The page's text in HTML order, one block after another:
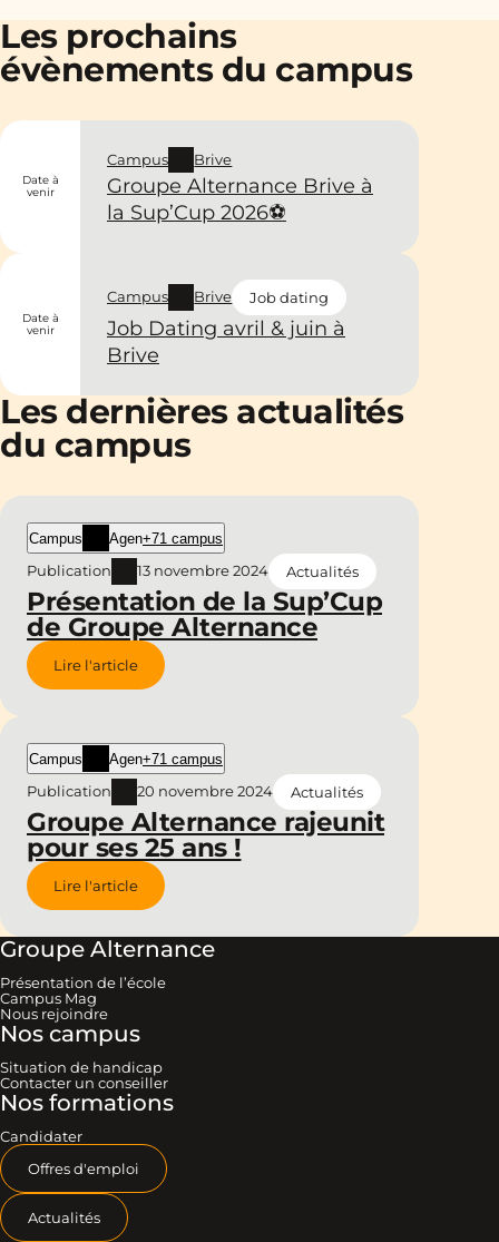
Les prochains
évènements du campus
Groupe Alternance Brive à
la Sup’Cup 2026⚽
Campus Brive
Date à
venir
Job Dating avril & juin à
Brive
Campus Brive Job dating
Date à
venir
Les dernières actualités
du campus
Présentation de la Sup’Cup
de Groupe Alternance
Campus Agen+71 campus
Publication 13 novembre 2024 Actualités
Lire l'article
Groupe Alternance rajeunit
pour ses 25 ans !
Campus Agen+71 campus
Publication 20 novembre 2024 Actualités
Lire l'article
Groupe Alternance
Présentation de l’école
Campus Mag
Nous rejoindre
Nos campus
Situation de handicap
Contacter un conseiller
Nos formations
Candidater
Offres d'emploi
Actualités